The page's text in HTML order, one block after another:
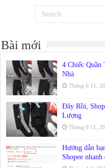
Bài mới
4 Chiếc Quần
Nhà
Tháng 6 11,
Đây Rồi,
Lượng
Tháng 6 11,
Hướng dẫn
Shopee nhanh